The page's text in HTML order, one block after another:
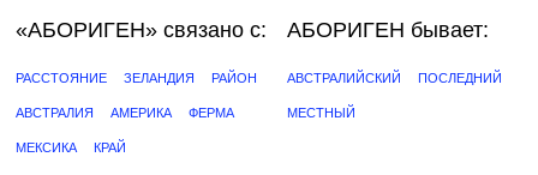
«АБОРИГЕН» связано с:
РАССТОЯНИЕ ЗЕЛАНДИЯ РАЙОН
АВСТРАЛИЯ АМЕРИКА ФЕРМА
МЕКСИКА КРАЙ
АБОРИГЕН бывает:
АВСТРАЛИЙСКИЙ ПОСЛЕДНИЙ
МЕСТНЫЙ